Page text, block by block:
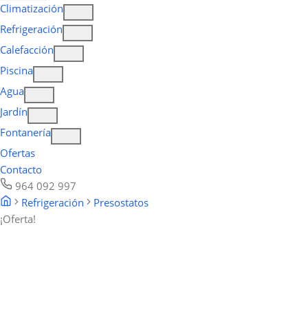
Climatización
Refrigeración
Calefacción
Piscina
Agua
Jardín
Fontanería
Ofertas
Contacto
964 092 997
Refrigeración
Presostatos
¡Oferta!